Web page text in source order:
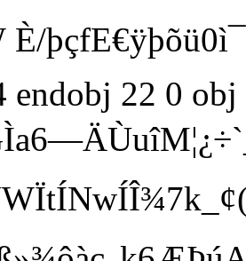
þçfE€ÿþõ
endobj 22 0